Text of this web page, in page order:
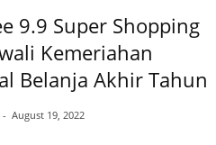
9.9 Super Shopping
Kemeriahan
Belanja Akhir Tahun
- August 19, 2022